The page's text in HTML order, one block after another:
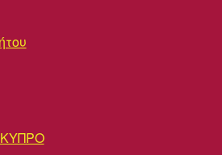
ΚΥΠΡΟ